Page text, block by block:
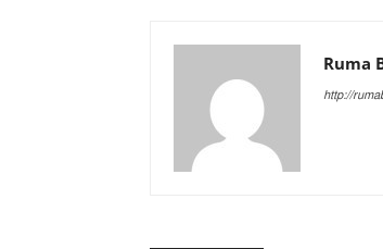
Ruma
http://